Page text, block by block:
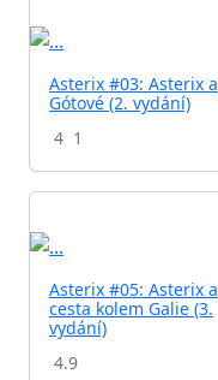
Asterix #03: Asterix a
Gótové (2. vydání)
4 1
Asterix #05: Asterix a
cesta kolem Galie (3.
vydání)
4.9